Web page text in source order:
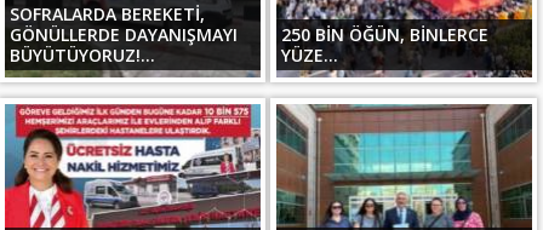
SOFRALARDA BEREKETİ,
GÖNÜLLERDE DAYANIŞMAYI
BÜYÜTÜYORUZ!...
250 BİN ÖĞÜN, BİNLERCE
YÜZE...